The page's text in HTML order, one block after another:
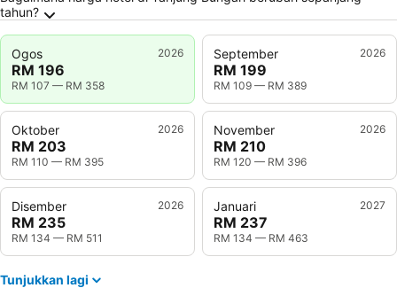
tahun?
Ogos 2026
RM 196
RM 107 — RM 358
September 2026
RM 199
RM 109 — RM 389
Oktober 2026
RM 203
RM 110 — RM 395
November 2026
RM 210
RM 120 — RM 396
Disember 2026
RM 235
RM 134 — RM 511
Januari 2027
RM 237
RM 134 — RM 463
Tunjukkan lagi